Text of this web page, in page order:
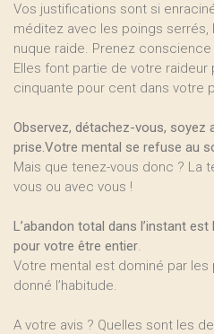
Vos justifications sont si
méditez avec les poings
nuque raide. Prenez
Elles font partie de votre raideur
cinquante pour cent dans votre
Observez, détachez-vous, soyez
prise.Votre mental se refuse au
Mais que tenez-vous donc ? La
vous ou avec vous !
L’abandon total dans l’instant
pour votre être entier.
Votre mental est dominé par les
donné l’habitude.
A votre avis ? Quelles sont les